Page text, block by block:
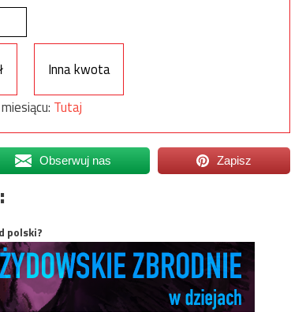
Inna kwota
Tutaj
Obserwuj nas Zapisz
polski?